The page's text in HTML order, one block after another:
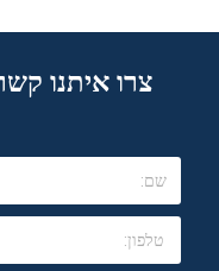
צרו איתנו